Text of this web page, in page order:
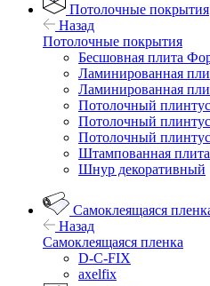
Потолочные покрытия
Назад
Потолочные покрытия
Бесшовная плита
Ламинированная
Ламинированная
Потолочный
Потолочный
Потолочный
Штампованная
Шнур декоративный
Самоклеящаяся
Назад
Самоклеящаяся пленка
D-C-FIX
axelfix